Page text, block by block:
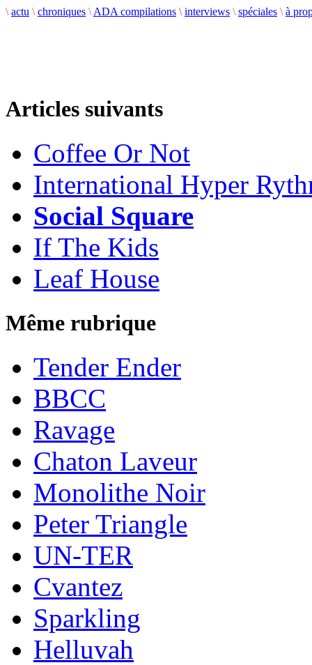
\ actu \ chroniques \ ADA compilations \ interviews \ spéciales \ à
Articles suivants
Coffee Or Not
International Hyper
Social Square
If The Kids
Leaf House
Même rubrique
Tender Ender
BBCC
Ravage
Chaton Laveur
Monolithe Noir
Peter Triangle
UN-TER
Cvantez
Sparkling
Helluvah